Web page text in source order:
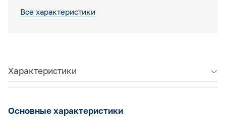
Все характеристики
Характеристики
Основные характеристики